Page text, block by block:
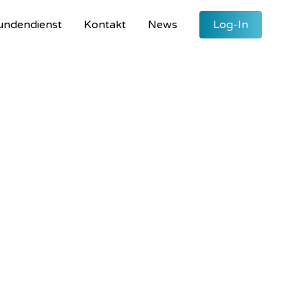
Kontakt News Log-In